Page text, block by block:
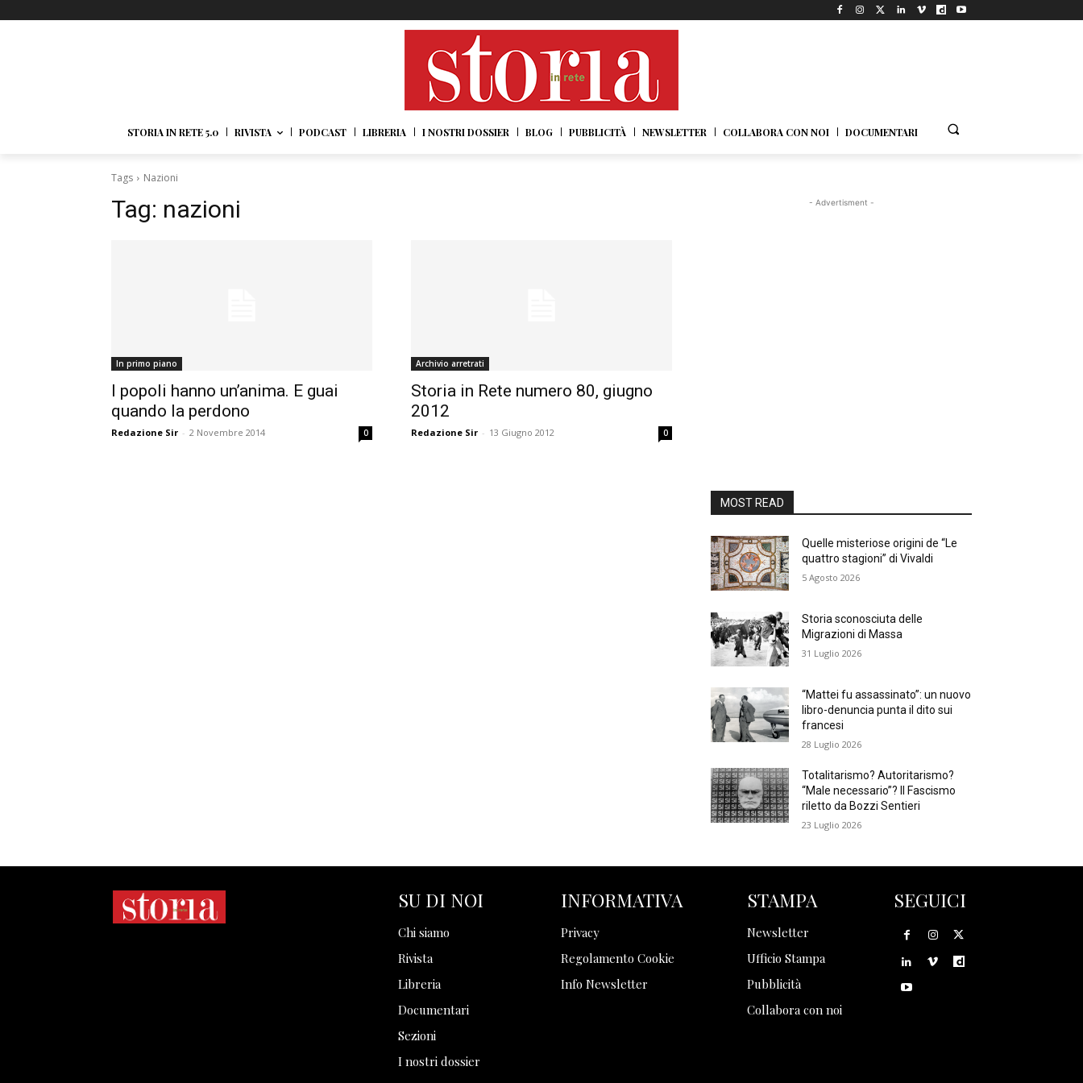
STORIA IN RETE 5.0 RIVISTA PODCAST LIBRERIA I NOSTRI DOSSIER BLOG PUBBLICITÀ NEWSLETTER COLLABORA CON NOI DOCUMENTARI
Tags Nazioni
Tag: nazioni
In primo piano
I popoli hanno un’anima. E guai
quando la perdono
Redazione Sir - 2 Novembre 2014 0
Archivio arretrati
Storia in Rete numero 80, giugno
2012
Redazione Sir - 13 Giugno 2012 0
- Advertisment -
MOST READ
Quelle misteriose origini de “Le
quattro stagioni” di Vivaldi
5 Agosto 2026
Storia sconosciuta delle
Migrazioni di Massa
31 Luglio 2026
“Mattei fu assassinato”: un nuovo
libro-denuncia punta il dito sui
francesi
28 Luglio 2026
Totalitarismo? Autoritarismo?
“Male necessario”? Il Fascismo
riletto da Bozzi Sentieri
23 Luglio 2026
SU DI NOI
Chi siamo
Rivista
Libreria
Documentari
Sezioni
I nostri dossier
INFORMATIVA
Privacy
Regolamento Cookie
Info Newsletter
STAMPA
Newsletter
Ufficio Stampa
Pubblicità
Collabora con noi
SEGUICI